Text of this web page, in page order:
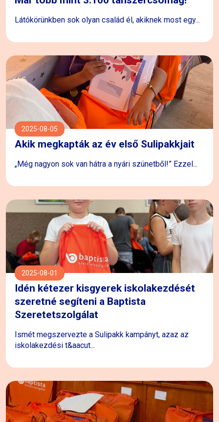
Látókörünkben sok olyan család él, akiknek most egy...
2025-08-05
Akik megkapták az év első Sulipakkjait
„Még nagyon sok van hátra a nyári szünetből!” Ezzel...
2025-08-01
Idén kétezer kisgyerek iskolakezdését
szeretné segíteni a Baptista
Szeretetszolgálat
Ismét megszervezte a Sulipakk kampányt, azaz az
iskolakezdési t&aacut...